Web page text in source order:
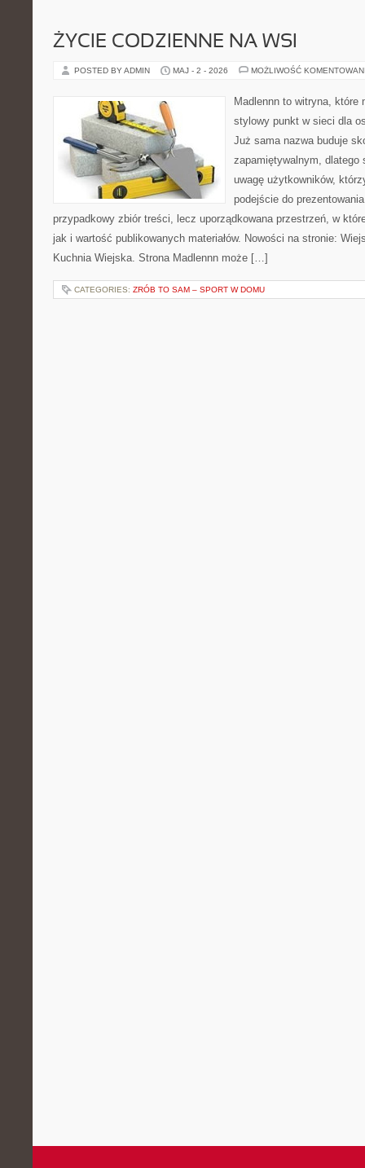
ŻYCIE CODZIENNE NA WSI
POSTED BY ADMIN MAJ - 2 - 2026 MOŻLIWOŚĆ
Madlennn to witryna, które
stylowy punkt w sieci dla
Już sama nazwa buduje
zapamiętywalnym, dlatego
uwagę użytkowników,
podejście do
przypadkowy zbiór treści, lecz uporządkowana przestrzeń, w
jak i wartość publikowanych materiałów. Nowości na stronie:
Kuchnia Wiejska. Strona Madlennn może […]
CATEGORIES: ZRÓB TO SAM – SPORT W DOMU